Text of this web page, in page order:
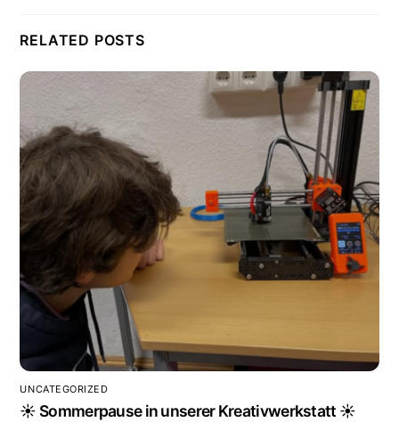
RELATED POSTS
UNCATEGORIZED
☀️ Sommerpause in unserer Kreativwerkstatt ☀️